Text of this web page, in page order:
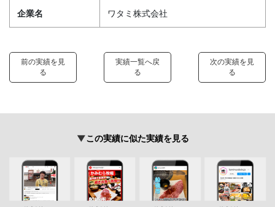
企業名 ワタミ株式会社
前の実績を見
る
実績一覧へ戻
る
次の実績を見
る
この実績に似た実績を見る